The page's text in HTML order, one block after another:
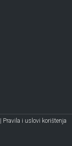
Pravila i uslovi korištenja